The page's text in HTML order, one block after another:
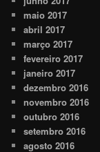
maio 2017
abril 2017
março 2017
fevereiro 2017
janeiro 2017
dezembro 2016
novembro 2016
outubro 2016
setembro 2016
agosto 2016